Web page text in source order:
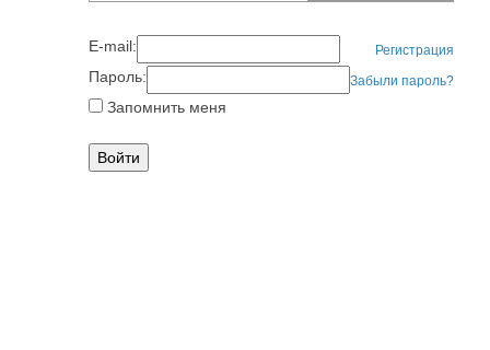
E-mail: Регистрация
Пароль: Забыли пароль?
Запомнить меня